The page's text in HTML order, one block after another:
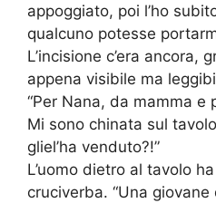
appoggiato, poi l’ho
qualcuno potesse
L’incisione c’era ancora,
appena visibile ma
“Per Nana, da mamma e
Mi sono chinata sul
gliel’ha venduto?!”
L’uomo dietro al tavolo
cruciverba. “Una giovane